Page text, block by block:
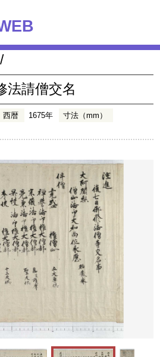
法請僧交名
西暦 1675年
寸法（mm）